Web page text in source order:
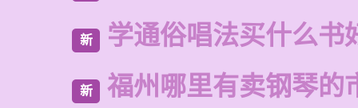
新 学通俗唱法买什么书
新 福州哪里有卖钢琴的